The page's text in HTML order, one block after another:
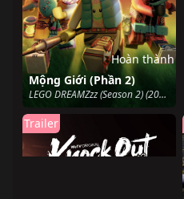
Mộng Giới (Phần 2)
LEGO DREAMZzz (Season 2) (2024)
Hoàn thành
Trailer